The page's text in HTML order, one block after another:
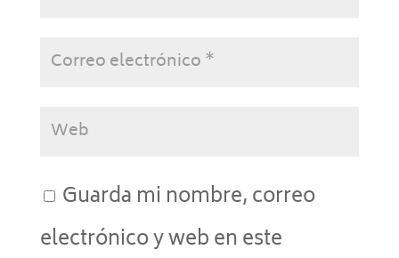
Guarda mi nombre, correo
electrónico y web en este